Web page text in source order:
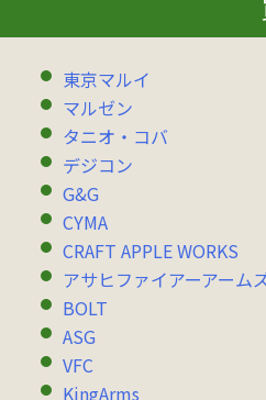
東京マルイ
マルゼン
タニオ・コバ
デジコン
G&G
CYMA
CRAFT APPLE WORKS
アサヒファイアーアーム
BOLT
ASG
VFC
KingArms